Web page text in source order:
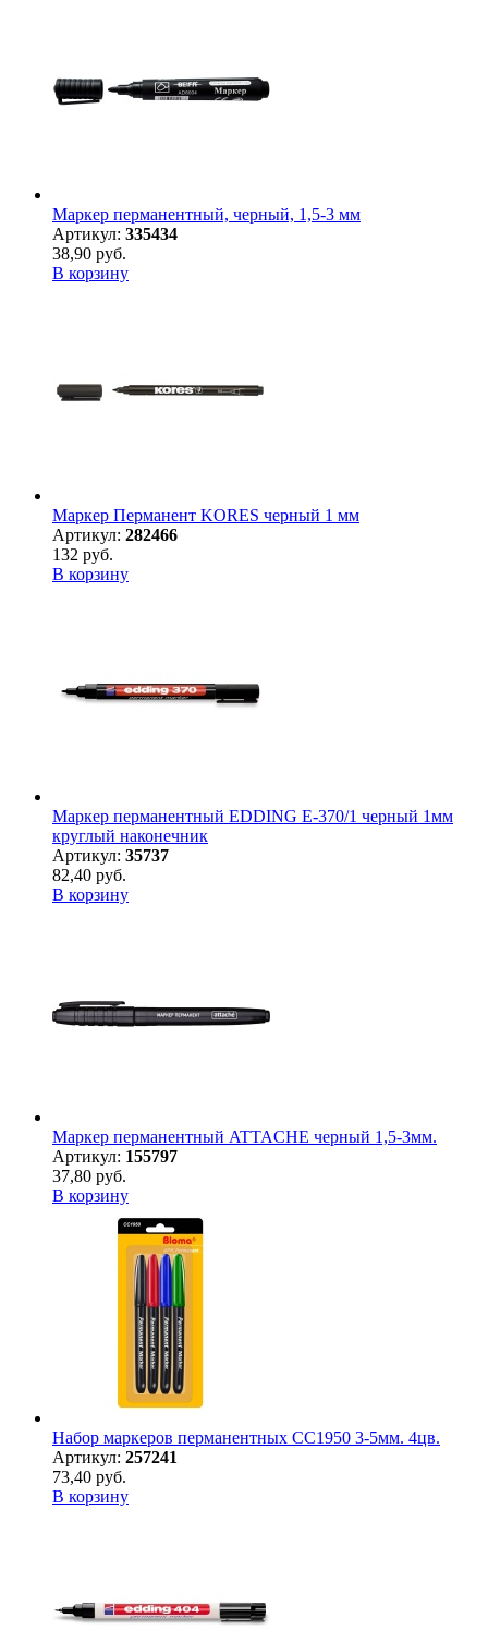
Маркер перманентный, черный, 1,5-3 мм
Артикул: 335434
38,90 руб.
В корзину
Маркер Перманент KORES черный 1 мм
Артикул: 282466
132 руб.
В корзину
Маркер перманентный EDDING E-370/1 черный 1мм
круглый наконечник
Артикул: 35737
82,40 руб.
В корзину
Маркер перманентный ATTACHE черный 1,5-3мм.
Артикул: 155797
37,80 руб.
В корзину
Набор маркеров перманентных CC1950 3-5мм. 4цв.
Артикул: 257241
73,40 руб.
В корзину